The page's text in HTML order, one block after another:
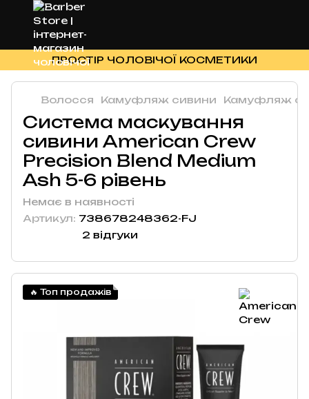
ПРОСТІР ЧОЛОВІЧОЇ КОСМЕТИКИ
Волосся Камуфляж сивини Камуфляж
Система маскування
сивини American Crew
Precision Blend Medium
Ash 5-6 рівень
Немає в наявності
Артикул: 738678248362-FJ
2 відгуки
🔥 Топ продажів